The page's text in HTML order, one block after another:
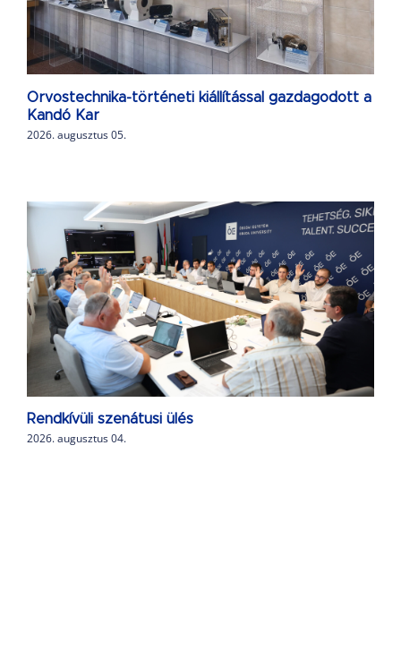
Orvostechnika-történeti kiállítással gazdagodott a
Kandó Kar
2026. augusztus 05.
Rendkívüli szenátusi ülés
2026. augusztus 04.